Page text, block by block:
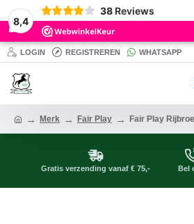
8,4
38 Reviews
LOGIN REGISTREREN WHATSAPP
Merk Fair Play Fair Play
Gratis verzending vanaf € 75,- Bel